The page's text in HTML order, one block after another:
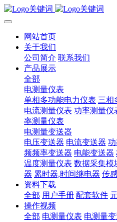
网站首页
关于我们
公司简介 联系我们
产品展示
全部
电测量仪表
单相多功能电力仪表 三相
电流测量仪表 功率测量仪
率测量仪表
电测量变送器
电压变送器 电流变送器
频频率变送器 电能变送器
温度测量仪表 数据采集模
器 累时器,时间继电器 传
资料下载
全部 用户手册 配套软件
操作视频
全部 电测量仪表 电测量